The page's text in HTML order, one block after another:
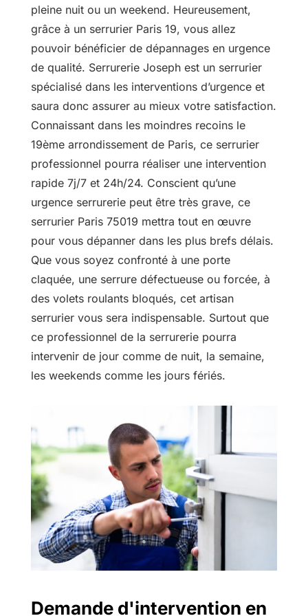
pleine nuit ou un weekend. Heureusement,
grâce à un serrurier Paris 19, vous allez
pouvoir bénéficier de dépannages en urgence
de qualité. Serrurerie Joseph est un serrurier
spécialisé dans les interventions d’urgence et
saura donc assurer au mieux votre satisfaction.
Connaissant dans les moindres recoins le
19ème arrondissement de Paris, ce serrurier
professionnel pourra réaliser une intervention
rapide 7j/7 et 24h/24. Conscient qu’une
urgence serrurerie peut être très grave, ce
serrurier Paris 75019 mettra tout en œuvre
pour vous dépanner dans les plus brefs délais.
Que vous soyez confronté à une porte
claquée, une serrure défectueuse ou forcée, à
des volets roulants bloqués, cet artisan
serrurier vous sera indispensable. Surtout que
ce professionnel de la serrurerie pourra
intervenir de jour comme de nuit, la semaine,
les weekends comme les jours fériés.
Demande d'intervention en